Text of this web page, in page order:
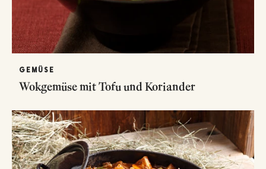
GEMÜSE
Wokgemüse mit Tofu und Koriander